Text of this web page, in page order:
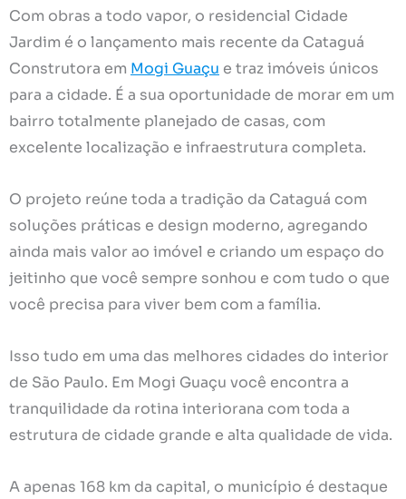
Com obras a todo vapor, o residencial Cidade
Jardim é o lançamento mais recente da Cataguá
Construtora em Mogi Guaçu e traz imóveis únicos
para a cidade. É a sua oportunidade de morar em um
bairro totalmente planejado de casas, com
excelente localização e infraestrutura completa.
O projeto reúne toda a tradição da Cataguá com
soluções práticas e design moderno, agregando
ainda mais valor ao imóvel e criando um espaço do
jeitinho que você sempre sonhou e com tudo o que
você precisa para viver bem com a família.
Isso tudo em uma das melhores cidades do interior
de São Paulo. Em Mogi Guaçu você encontra a
tranquilidade da rotina interiorana com toda a
estrutura de cidade grande e alta qualidade de vida.
A apenas 168 km da capital, o município é destaque